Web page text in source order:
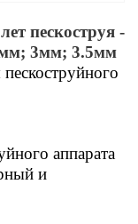
пескоструя -
3мм; 3.5мм
аппарата
и